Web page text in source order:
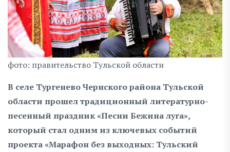
фото: правительство Тульской области
В селе Тургенево Чернского района Тульской
области прошел традиционный литературно-
песенный праздник «Песни Бежина луга»,
который стал одним из ключевых событий
проекта «Марафон без выходных: Тульский